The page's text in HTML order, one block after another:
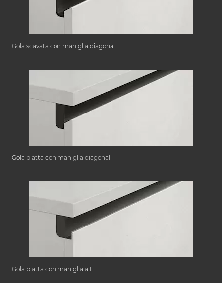
Gola scavata con maniglia diagonal
Gola piatta con maniglia diagonal
Gola piatta con maniglia a L